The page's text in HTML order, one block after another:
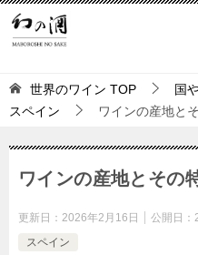
世界のワイン TOP
国
スペイン
ワインの産地と
ワインの産地とその
更新日： 2026年2月16日 公開日：
スペイン